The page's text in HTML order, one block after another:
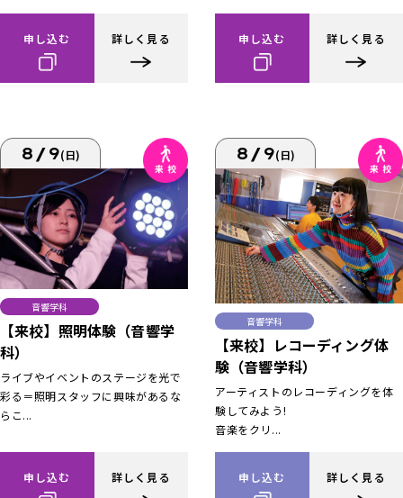
申し込む 詳しく見る 申し込む 詳しく見る
8/9(日)
音響学科
【来校】照明体験（音響学
科）
ライブやイベントのステージを光で
彩る＝照明スタッフに興味があるな
らこ...
申し込む 詳しく見る
8/9(日)
音響学科
【来校】レコーディング体
験（音響学科）
アーティストのレコーディングを体
験してみよう!
音楽をクリ...
申し込む 詳しく見る